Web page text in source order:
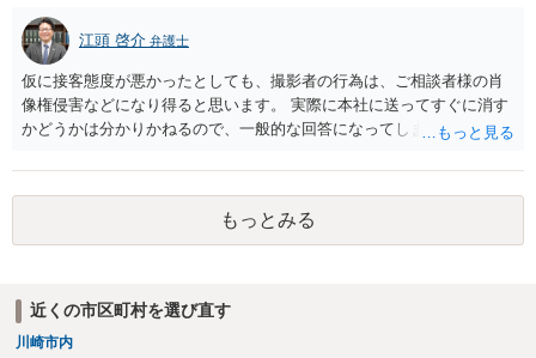
江頭 啓介 弁護士
仮に接客態度が悪かったとしても、撮影者の行為は、ご相談者様の肖
像権侵害などになり得ると思います。 実際に本社に送ってすぐに消す
かどうかは分かりかねるので、一般的な回答になってしまいますが、
能性があります。そのようなことがあった場合には、お近くの弁護士
に相談するのがよいと思います。
もっとみる
近くの市区町村を選び直す
川崎市内